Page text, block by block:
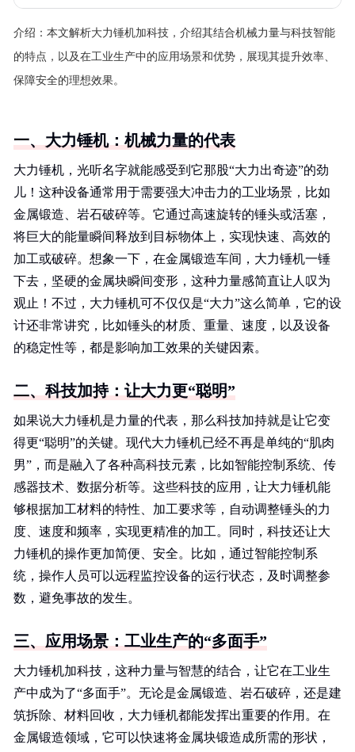
介绍： 本文解析大力锤机加科技，介绍其结合机械力量与科技智能
的特点，以及在工业生产中的应用场景和优势，展现其提升效率、
保障安全的理想效果。
一、大力锤机：机械力量的代表
大力锤机，光听名字就能感受到它那股“大力出奇迹”的劲
儿！这种设备通常用于需要强大冲击力的工业场景，比如
金属锻造、岩石破碎等。它通过高速旋转的锤头或活塞，
将巨大的能量瞬间释放到目标物体上，实现快速、高效的
加工或破碎。想象一下，在金属锻造车间，大力锤机一锤
下去，坚硬的金属块瞬间变形，这种力量感简直让人叹为
观止！不过，大力锤机可不仅仅是“大力”这么简单，它的设
计还非常讲究，比如锤头的材质、重量、速度，以及设备
的稳定性等，都是影响加工效果的关键因素。
二、科技加持：让大力更“聪明”
如果说大力锤机是力量的代表，那么科技加持就是让它变
得更“聪明”的关键。现代大力锤机已经不再是单纯的“肌肉
男”，而是融入了各种高科技元素，比如智能控制系统、传
感器技术、数据分析等。这些科技的应用，让大力锤机能
够根据加工材料的特性、加工要求等，自动调整锤头的力
度、速度和频率，实现更精准的加工。同时，科技还让大
力锤机的操作更加简便、安全。比如，通过智能控制系
统，操作人员可以远程监控设备的运行状态，及时调整参
数，避免事故的发生。
三、应用场景：工业生产的“多面手”
大力锤机加科技，这种力量与智慧的结合，让它在工业生
产中成为了“多面手”。无论是金属锻造、岩石破碎，还是建
筑拆除、材料回收，大力锤机都能发挥出重要的作用。在
金属锻造领域，它可以快速将金属块锻造成所需的形状，